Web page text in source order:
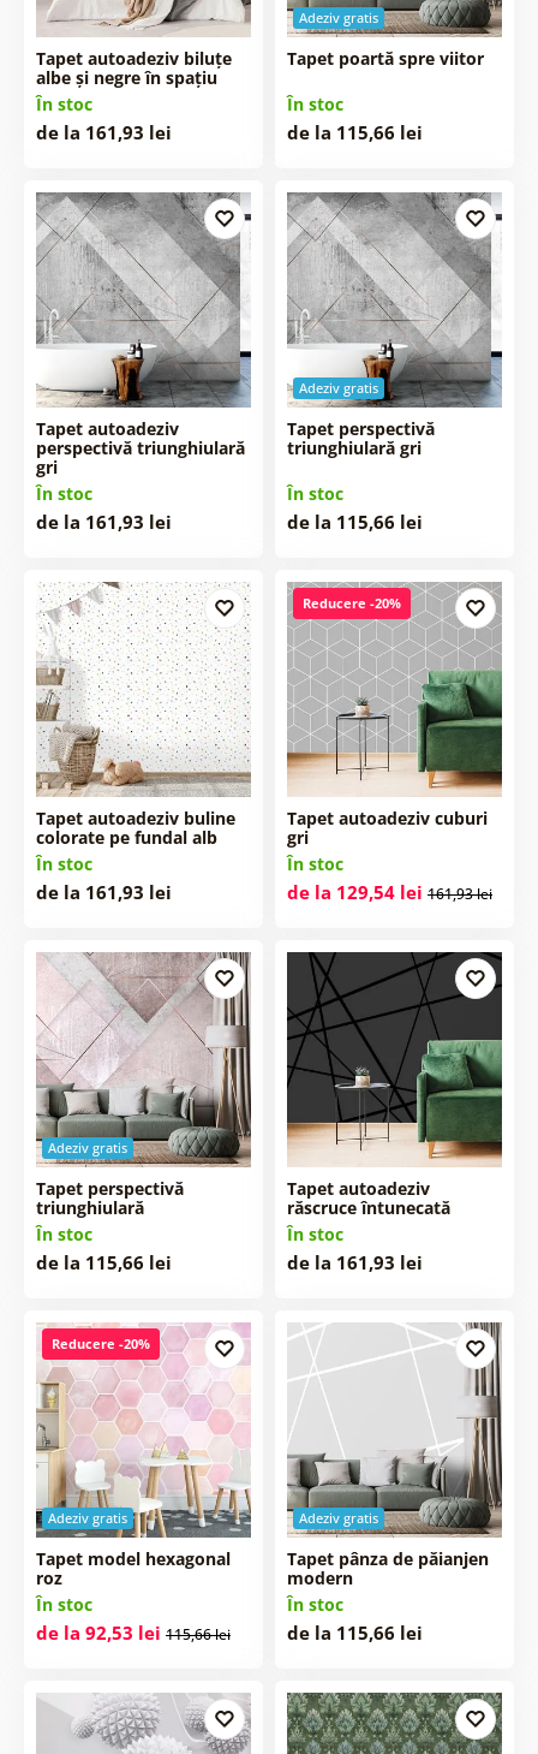
Tapet autoadeziv biluțe
albe și negre în spațiu
În stoc
de la 161,93 lei
Adeziv gratis
Tapet poartă spre viitor
În stoc
de la 115,66 lei
Tapet autoadeziv
perspectivă triunghiulară
gri
În stoc
de la 161,93 lei
Adeziv gratis
Tapet perspectivă
triunghiulară gri
În stoc
de la 115,66 lei
Tapet autoadeziv buline
colorate pe fundal alb
În stoc
de la 161,93 lei
Reducere -20%
Tapet autoadeziv cuburi
gri
În stoc
de la 129,54 lei 161,93 lei
Adeziv gratis
Tapet perspectivă
triunghiulară
În stoc
de la 115,66 lei
Tapet autoadeziv
răscruce întunecată
În stoc
de la 161,93 lei
Adeziv gratis
Reducere -20%
Tapet model hexagonal
roz
În stoc
de la 92,53 lei 115,66 lei
Adeziv gratis
Tapet pânza de păianjen
modern
În stoc
de la 115,66 lei